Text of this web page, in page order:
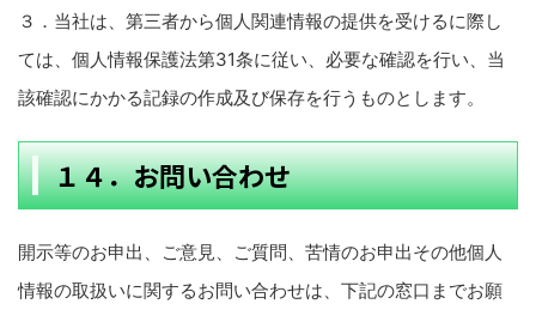
３．当社は、第三者から個人関連情報の提供を受けるに際し
ては、個人情報保護法第31条に従い、必要な確認を行い、当
該確認にかかる記録の作成及び保存を行うものとします。
１４．お問い合わせ
開示等のお申出、ご意見、ご質問、苦情のお申出その他個人
情報の取扱いに関するお問い合わせは、下記の窓口までお願